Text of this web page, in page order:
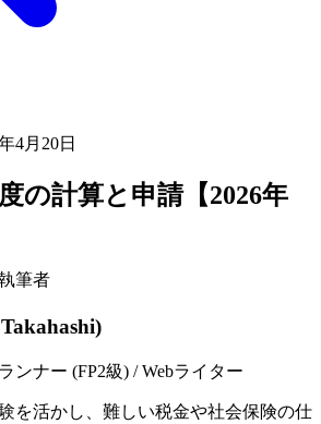
4月20日
の計算と申請【2026年
筆者
ンナー (FP2級) / Webライター
を活かし、難しい税金や社会保険の仕